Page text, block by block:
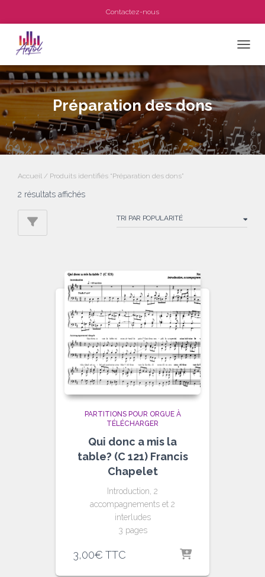
Contactez-nous
Préparation des dons
Accueil / Produits identifiés “Préparation des dons”
2 résultats affichésTrié
popularité
PARTITIONS POUR ORGUE À
TÉLÉCHARGER
Qui donc a mis la
table? (C 121) Francis
Chapelet
Introduction, 2
accompagnements et 2
interludes
3 pages
3,00€ TTC